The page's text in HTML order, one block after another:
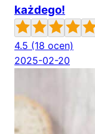
każdego!
4.5 (18 ocen)
2025-02-20